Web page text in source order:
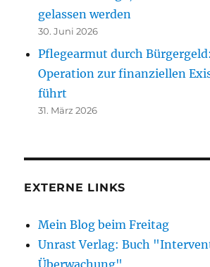
gelassen werden
30. Juni 2026
Pflegearmut durch
Operation zur finanziellen
führt
31. März 2026
EXTERNE LINKS
Mein Blog beim Freitag
Unrast Verlag: Buch
Überwachung"